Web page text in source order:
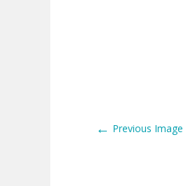
← Previous Image